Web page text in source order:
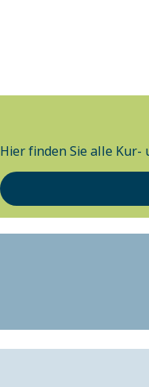
Hier finden Sie alle Kur-